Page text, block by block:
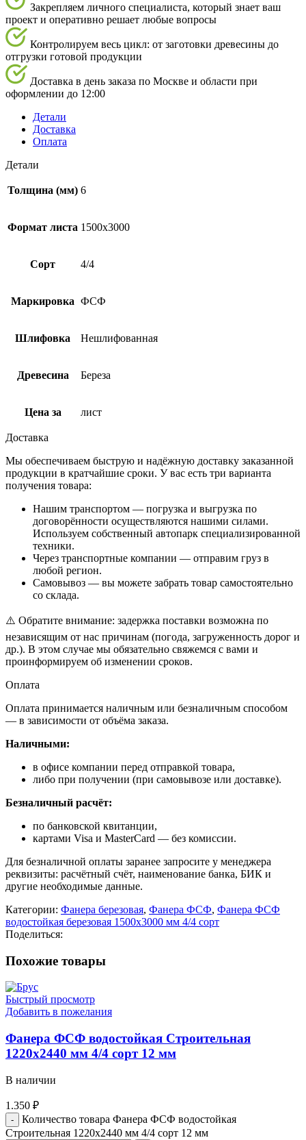
Закрепляем личного специалиста, который знает ваш
проект и оперативно решает любые вопросы
Контролируем весь цикл: от заготовки древесины до
отгрузки готовой продукции
Доставка в день заказа по Москве и области при
оформлении до 12:00
Детали
Доставка
Оплата
Детали
Толщина (мм) 6
Формат листа 1500х3000
Сорт 4/4
Маркировка ФСФ
Шлифовка Нешлифованная
Древесина Береза
Цена за лист
Доставка
Мы обеспечиваем быструю и надёжную доставку заказанной
продукции в кратчайшие сроки. У вас есть три варианта
получения товара:
Нашим транспортом — погрузка и выгрузка по
договорённости осуществляются нашими силами.
Используем собственный автопарк специализированной
техники.
Через транспортные компании — отправим груз в
любой регион.
Самовывоз — вы можете забрать товар самостоятельно
со склада.
⚠️ Обратите внимание: задержка поставки возможна по
независящим от нас причинам (погода, загруженность дорог и
др.). В этом случае мы обязательно свяжемся с вами и
проинформируем об изменении сроков.
Оплата
Оплата принимается наличным или безналичным способом
— в зависимости от объёма заказа.
Наличными:
в офисе компании перед отправкой товара,
либо при получении (при самовывозе или доставке).
Безналичный расчёт:
по банковской квитанции,
картами Visa и MasterCard — без комиссии.
Для безналичной оплаты заранее запросите у менеджера
реквизиты: расчётный счёт, наименование банка, БИК и
другие необходимые данные.
Категории: Фанера березовая, Фанера ФСФ, Фанера ФСФ
водостойкая березовая 1500х3000 мм 4/4 сорт
Поделиться:
Похожие товары
Быстрый просмотр
Добавить в пожелания
Фанера ФСФ водостойкая Строительная
1220х2440 мм 4/4 сорт 12 мм
В наличии
1.350 ₽
Количество товара Фанера ФСФ водостойкая
Строительная 1220х2440 мм 4/4 сорт 12 мм